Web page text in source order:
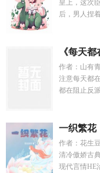
皇上，这次
后，男人捏
《每天
作者：山有
注意每天都
都在阻止反
一织繁花
作者：花生
清冷傲娇古
现代言情HE